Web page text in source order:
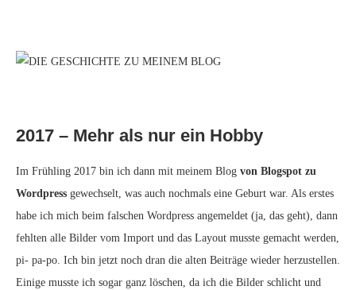
2017 – Mehr als nur ein Hobby
Im Frühling 2017 bin ich dann mit meinem Blog von Blogspot zu
Wordpress gewechselt, was auch nochmals eine Geburt war. Als erstes
habe ich mich beim falschen Wordpress angemeldet (ja, das geht), dann
fehlten alle Bilder vom Import und das Layout musste gemacht werden,
pi- pa-po. Ich bin jetzt noch dran die alten Beiträge wieder herzustellen.
Einige musste ich sogar ganz löschen, da ich die Bilder schlicht und